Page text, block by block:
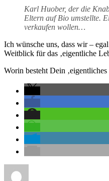
Karl Huober, der die
Eltern auf Bio umstellte.
verkaufen wollen…
Ich wünsche uns, dass wir –
Weitblick für das ‚eigentliche
Worin besteht Dein ‚eigentliches